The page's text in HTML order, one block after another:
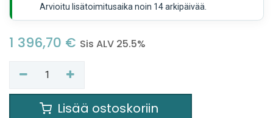
Arvioitu lisätoimitusaika noin 14 arkipäivää.
1 396,70 € Sis ALV 25.5%
Lisää ostoskoriin